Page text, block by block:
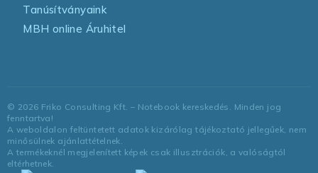
Tanúsítványaink
MBH online Áruhitel
© 2026 Friko Consulting Kft. – Notebook kereskedés. Minden jog
fenntartva!
A weboldalon feltüntetett adatok kizárólag tájékoztató jellegűek, nem
minősülnek ajánlattételnek.
A termékeknél megjelenített képek csak illusztrációk, a valóságtól
eltérhetnek.